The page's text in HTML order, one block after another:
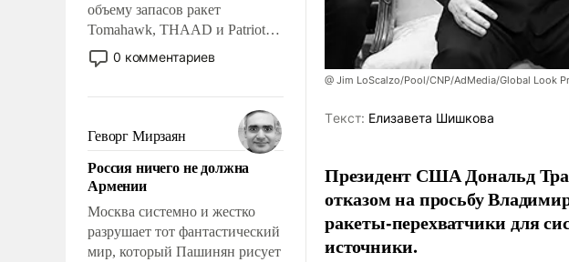
объему запасов ракет
Tomahawk, THAAD и Patriot
США потребуется более трех
лет. Даже небольшая война с
Сложившаяся ситуация
означает многолетний период
уязвимости США, например,
перед Китаем.
0 комментариев
Геворг Мирзаян
Россия ничего не должна
Армении
Москва системно и жестко
разрушает тот фантастический
мир, который Пашинян рисует
@ Jim LoScalzo/Pool/CNP/AdMedia/Global Look
Tекст: Елизавета Шишкова
Президент США Дональд
отказом на просьбу
ракеты-перехватчики для
источники.